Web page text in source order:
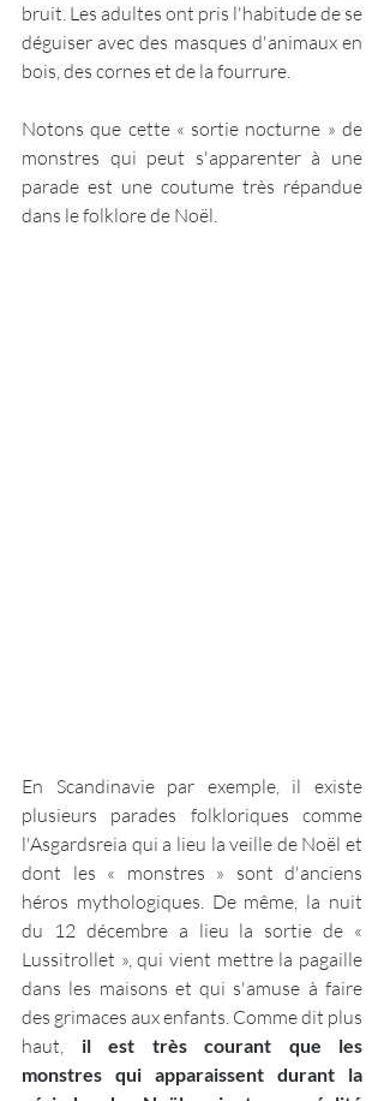
bruit. Les adultes ont pris l'habitude de se
déguiser avec des masques d'animaux en
bois, des cornes et de la fourrure.
Notons que cette « sortie nocturne » de
monstres qui peut s'apparenter à une
parade est une coutume très répandue
dans le folklore de Noël.
En Scandinavie par exemple, il existe
plusieurs parades folkloriques comme
l'Asgardsreia qui a lieu la veille de Noël et
dont les « monstres » sont d'anciens
héros mythologiques. De même, la nuit
du 12 décembre a lieu la sortie de «
Lussitrollet », qui vient mettre la pagaille
dans les maisons et qui s'amuse à faire
des grimaces aux enfants. Comme dit plus
haut,
il est très courant que les
monstres qui apparaissent durant la